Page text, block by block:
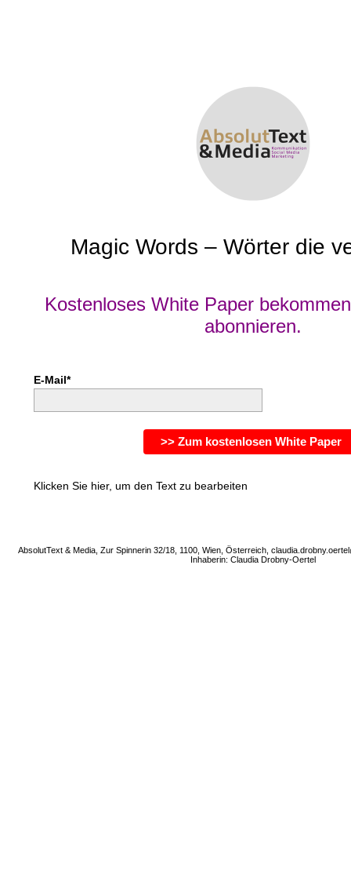
Magic Words – Wörter die
Kostenloses White Paper
abonnieren.
E-Mail*
>> Zum kostenlosen White Paper
Klicken Sie hier, um den Text zu bearbeiten
AbsolutText & Media, Zur Spinnerin 32/18, 1100, Wien, Österreich,
Inhaberin: Claudia Drobny-Oertel